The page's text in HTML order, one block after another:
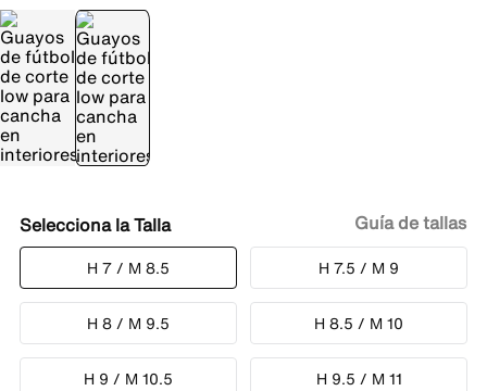
Talla
H 7 / M 8.5 H 7.5 / M 9
H 8 / M 9.5 H 8.5 / M 10
H 9 / M 10.5 H 9.5 / M 11
Guía de tallas